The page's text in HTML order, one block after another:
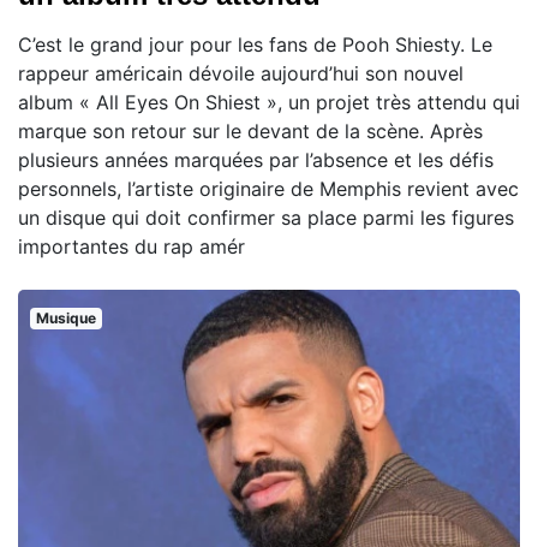
C’est le grand jour pour les fans de Pooh Shiesty. Le
rappeur américain dévoile aujourd’hui son nouvel
album « All Eyes On Shiest », un projet très attendu qui
marque son retour sur le devant de la scène. Après
plusieurs années marquées par l’absence et les défis
personnels, l’artiste originaire de Memphis revient avec
un disque qui doit confirmer sa place parmi les figures
importantes du rap amér
Musique